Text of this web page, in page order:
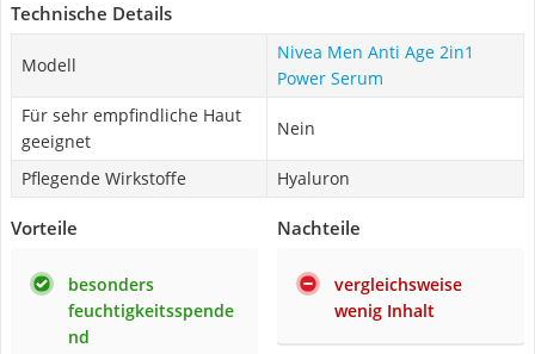
Technische Details
Modell
Nivea Men Anti Age 2in1
Power Serum
Für sehr empfindliche Haut
geeignet
Nein
Pflegende Wirkstoffe Hyaluron
Vorteile
besonders
feuchtigkeitsspende
nd
Nachteile
vergleichsweise
wenig Inhalt